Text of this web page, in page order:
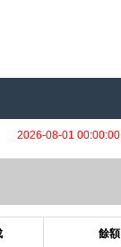
2026-08-01
餘額